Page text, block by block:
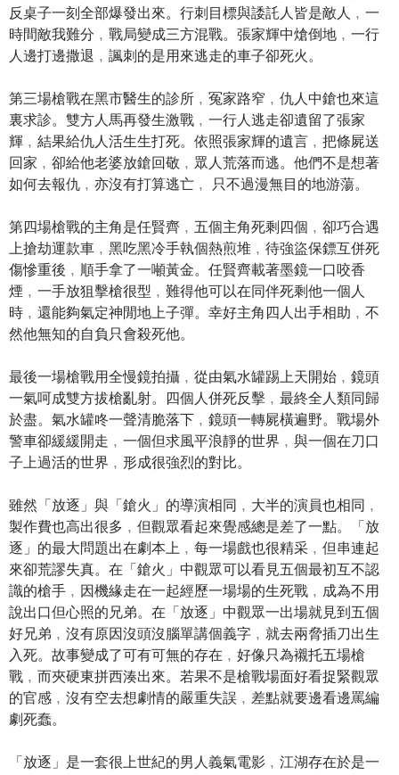
反桌子一刻全部爆發出來。行刺目標與諉託人皆是敵人﹐一
時間敵我難分﹐戰局變成三方混戰。張家輝中熗倒地﹐一行
人邊打邊撒退﹐諷刺的是用來逃走的車子卻死火。
第三場槍戰在黑市醫生的診所﹐冤家路窄﹐仇人中鎗也來這
裏求診。雙方人馬再發生激戰﹐一行人逃走卻遺留了張家
輝﹐結果給仇人活生生打死。依照張家輝的遺言﹐把條屍送
回家﹐卻給他老婆放鎗回敬﹐眾人荒落而逃。他們不是想著
如何去報仇﹐亦沒有打算逃亡﹐ 只不過漫無目的地游蕩。
第四場槍戰的主角是任賢齊﹐五個主角死剩四個﹐卻巧合遇
上搶劫運款車﹐黑吃黑冷手執個熱煎堆﹐待強盜保鏢互併死
傷慘重後﹐順手拿了一噸黃金。任賢齊載著墨鏡一口咬香
煙﹐一手放狙擊槍很型﹐難得他可以在同伴死剩他一個人
時﹐還能夠氣定神閒地上子彈。幸好主角四人出手相助﹐不
然他無知的自負只會殺死他。
最後一場槍戰用全慢鏡拍攝﹐從由氣水罐踢上天開始﹐鏡頭
一氣呵成雙方拔槍亂射。四個人併死反擊﹐最終全人類同歸
於盡。氣水罐咚一聲清脆落下﹐鏡頭一轉屍橫遍野。戰場外
警車卻緩緩開走﹐一個但求風平浪靜的世界﹐與一個在刀口
子上過活的世界﹐形成很強烈的對比。
雖然「放逐」與「鎗火」的導演相同﹐大半的演員也相同﹐
製作費也高出很多﹐但觀眾看起來覺感總是差了一點。「放
逐」的最大問題出在劇本上﹐每一場戲也很精采﹐但串連起
來卻荒謬失真。在「鎗火」中觀眾可以看見五個最初互不認
識的槍手﹐因機緣走在一起經歷一場場的生死戰﹐成為不用
說出口但心照的兄弟。在「放逐」中觀眾一出場就見到五個
好兄弟﹐沒有原因沒頭沒腦單講個義字﹐就去兩脅插刀出生
入死。故事變成了可有可無的存在﹐好像只為襯托五場槍
戰﹐而夾硬東拼西湊出來。若果不是槍戰場面好看捉緊觀眾
的官感﹐沒有空去想劇情的嚴重失誤﹐差點就要邊看邊罵編
劇死蠢。
「放逐」是一套很上世紀的男人義氣電影﹐江湖存在於是一